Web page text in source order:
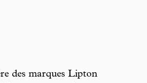
des marques Lipton